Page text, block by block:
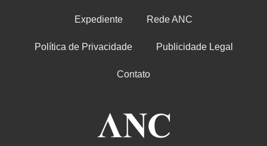
Expediente Rede ANC
Política de Privacidade Publicidade Legal
Contato